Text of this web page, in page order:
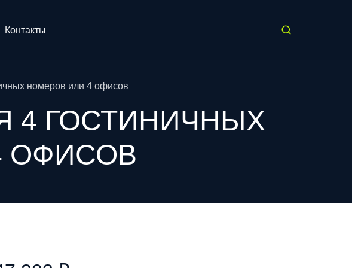
Контакты
номеров или 4 офисов
4 ГОСТИНИЧНЫХ
ОФИСОВ